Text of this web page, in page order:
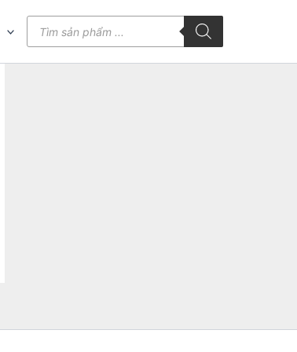
kiếm